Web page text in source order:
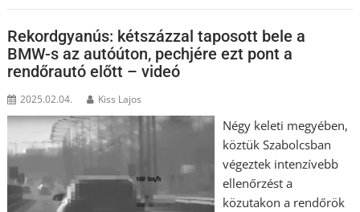
Rekordgyanús: kétszázzal taposott bele a
BMW-s az autóúton, pechjére ezt pont a
rendőrautó előtt – videó
2025.02.04. Kiss Lajos
Négy keleti megyében,
köztük Szabolcsban
végeztek intenzívebb
ellenőrzést a
közutakon a rendőrök